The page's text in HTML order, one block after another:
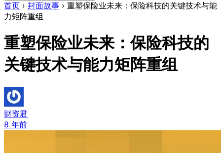
首页 › 封面故事 › 重塑保险业未来：保险科技的关键技术与能
力矩阵重组
重塑保险业未来：保险科技的
关键技术与能力矩阵重组
财资君
8 年前